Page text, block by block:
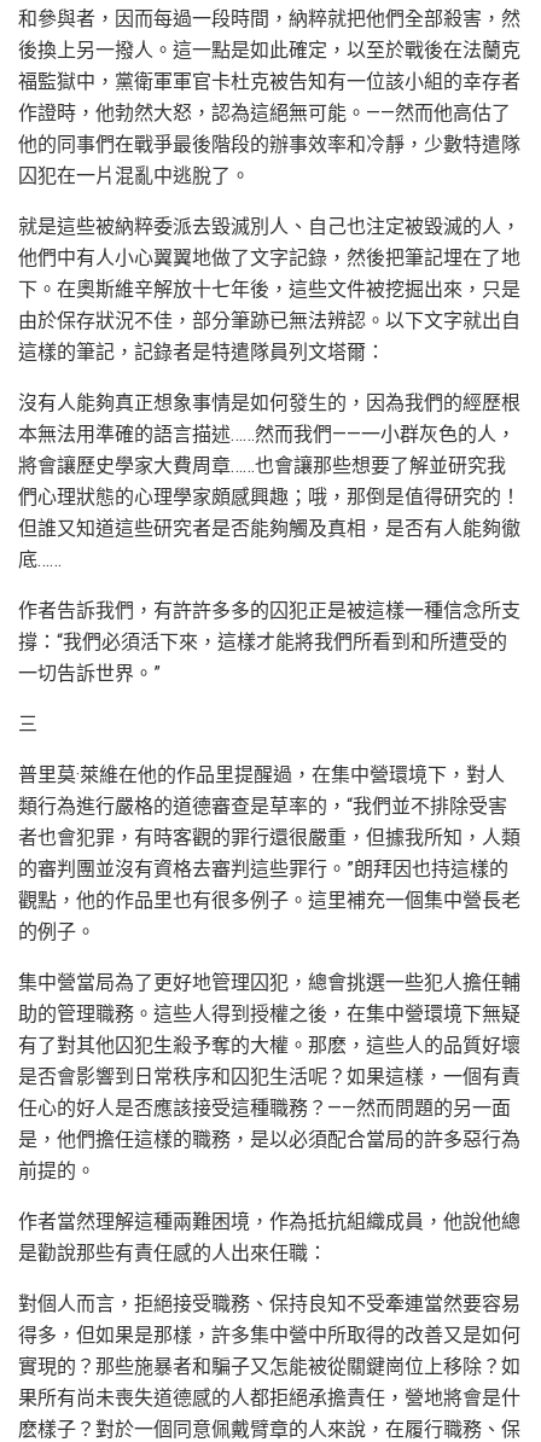
和參與者，因而每過一段時間，納粹就把他們全部殺害，然
後換上另一撥人。這一點是如此確定，以至於戰後在法蘭克
福監獄中，黨衛軍軍官卡杜克被告知有一位該小組的幸存者
作證時，他勃然大怒，認為這絕無可能。——然而他高估了
他的同事們在戰爭最後階段的辦事效率和冷靜，少數特遣隊
囚犯在一片混亂中逃脫了。
就是這些被納粹委派去毀滅別人、自己也注定被毀滅的人，
他們中有人小心翼翼地做了文字記錄，然後把筆記埋在了地
下。在奧斯維辛解放十七年後，這些文件被挖掘出來，只是
由於保存狀況不佳，部分筆跡已無法辨認。以下文字就出自
這樣的筆記，記錄者是特遣隊員列文塔爾：
沒有人能夠真正想象事情是如何發生的，因為我們的經歷根
本無法用準確的語言描述……然而我們——一小群灰色的人，
將會讓歷史學家大費周章……也會讓那些想要了解並研究我
們心理狀態的心理學家頗感興趣；哦，那倒是值得研究的！
但誰又知道這些研究者是否能夠觸及真相，是否有人能夠徹
底……
作者告訴我們，有許許多多的囚犯正是被這樣一種信念所支
撐：“我們必須活下來，這樣才能將我們所看到和所遭受的
一切告訴世界。”
三
普里莫·萊維在他的作品里提醒過，在集中營環境下，對人
類行為進行嚴格的道德審查是草率的，“我們並不排除受害
者也會犯罪，有時客觀的罪行還很嚴重，但據我所知，人類
的審判團並沒有資格去審判這些罪行。”朗拜因也持這樣的
觀點，他的作品里也有很多例子。這里補充一個集中營長老
的例子。
集中營當局為了更好地管理囚犯，總會挑選一些犯人擔任輔
助的管理職務。這些人得到授權之後，在集中營環境下無疑
有了對其他囚犯生殺予奪的大權。那麽，這些人的品質好壞
是否會影響到日常秩序和囚犯生活呢？如果這樣，一個有責
任心的好人是否應該接受這種職務？——然而問題的另一面
是，他們擔任這樣的職務，是以必須配合當局的許多惡行為
前提的。
作者當然理解這種兩難困境，作為抵抗組織成員，他說他總
是勸說那些有責任感的人出來任職：
對個人而言，拒絕接受職務、保持良知不受牽連當然要容易
得多，但如果是那樣，許多集中營中所取得的改善又是如何
實現的？那些施暴者和騙子又怎能被從關鍵崗位上移除？如
果所有尚未喪失道德感的人都拒絕承擔責任，營地將會是什
麽樣子？對於一個同意佩戴臂章的人來說，在履行職務、保